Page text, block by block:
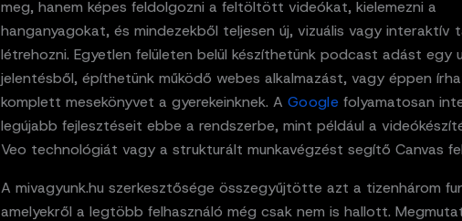
meg, hanem képes feldolgozni a feltöltött videókat, kielemezni a
hanganyagokat, és mindezekből teljesen új, vizuális vagy interaktív
létrehozni. Egyetlen felületen belül készíthetünk podcast adást egy
jelentésből, építhetünk működő webes alkalmazást, vagy éppen
komplett mesekönyvet a gyerekeinknek. A Googlefolyamatosan
legújabb fejlesztéseit ebbe a rendszerbe, mint például a
Veo technológiát vagy a strukturált munkavégzést segítő Canvas
A mivagyunk.hu szerkesztősége összegyűjtötte azt a tizenhárom
amelyekről a legtöbb felhasználó még csak nem is hallott.